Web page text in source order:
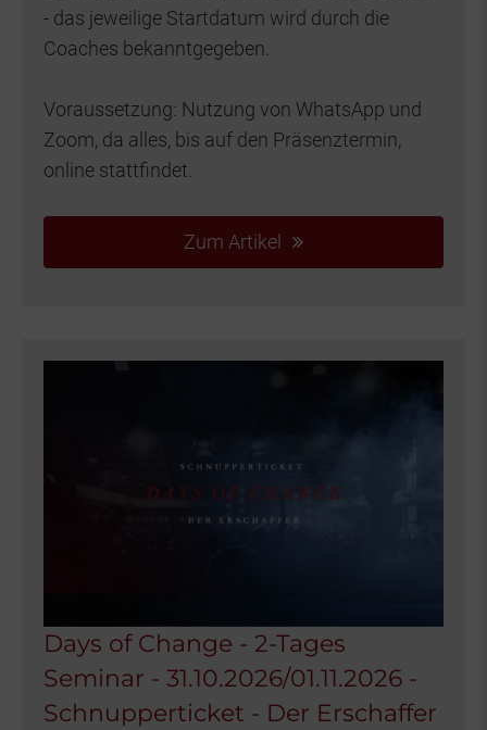
- das jeweilige Startdatum wird durch die
Coaches bekanntgegeben.
Voraussetzung: Nutzung von WhatsApp und
Zoom, da alles, bis auf den Präsenztermin,
online stattfindet.
Zum Artikel
Days of Change - 2-Tages
Seminar - 31.10.2026/01.11.2026 -
Schnupperticket - Der Erschaffer